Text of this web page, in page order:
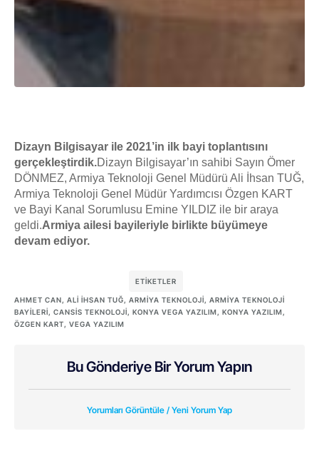
Dizayn Bilgisayar ile 2021’in ilk bayi toplantısını
gerçekleştirdik.Dizayn Bilgisayar’ın sahibi Sayın Ömer
DÖNMEZ, Armiya Teknoloji Genel Müdürü Ali İhsan TUĞ,
Armiya Teknoloji Genel Müdür Yardımcısı Özgen KART
ve Bayi Kanal Sorumlusu Emine YILDIZ ile bir araya
geldi.Armiya ailesi bayileriyle birlikte büyümeye
devam ediyor.
ETIKETLER
AHMET CAN, ALI İHSAN TUĞ, ARMIYA TEKNOLOJI, ARMIYA TEKNOLOJI
BAYILERI, CANSIS TEKNOLOJI, KONYA VEGA YAZILIM, KONYA YAZILIM,
ÖZGEN KART, VEGA YAZILIM
Bu Gönderiye Bir Yorum Yapın
Yorumları Görüntüle / Yeni Yorum Yap